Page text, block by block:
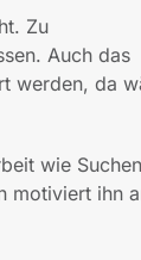
Zu
Auch das
werden, da
wie
motiviert ihn